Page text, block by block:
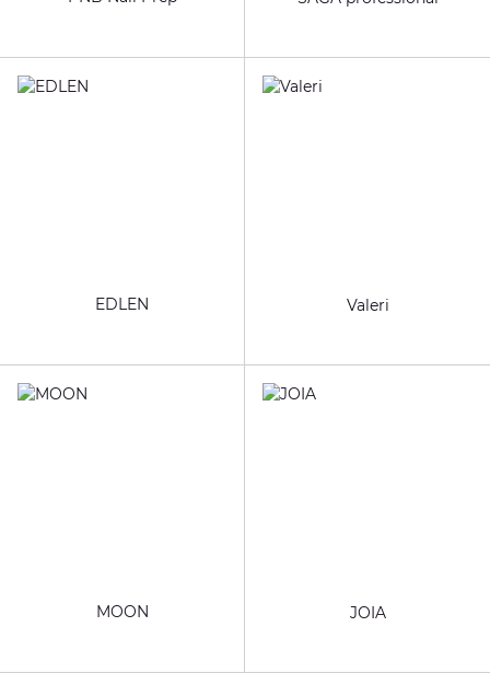
EDLEN Valeri
MOON JOIA